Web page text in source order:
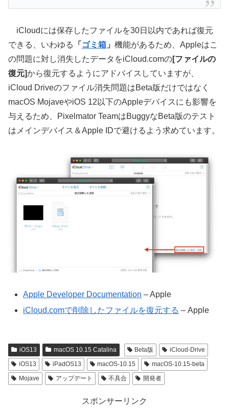
iCloudには保存したファイルを30日以内であれば復元
できる、いわゆる
「 ゴミ箱 」 機能があるため、Appleはこ
の問題に対し消失したデータをiCloud.comの[ファイルの
復元]から復元するようにアドバイスしていますが、
iCloud Driveのファイル消失問題はBeta版だけではなく
macOS MojaveやiOS 12以下のAppleデバイスにも影響を
与えるため、Pixelmator TeamはBuggyなBeta版のテスト
はメインデバイス＆Apple IDで避けるよう求めています。
Apple Developer Documentation – Apple
iCloud.comで削除したファイルを復元する – Apple
iOS13 macOS 10.15 Catalina Beta版
iCloud-Drive
iOS13
iPadOS13 macOS-10.15
macOS-10.15-beta
Mojave
アップデート 不具合 開発者
スポンサーリンク